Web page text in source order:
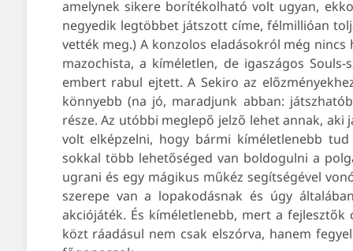
amelynek sikere borítékolható volt ugyan,
negyedik legtöbbet játszott címe, félmillióan
vették meg.) A konzolos eladásokról még
mazochista, a kíméletlen, de igaszágos
embert rabul ejtett. A Sekiro az
könnyebb (na jó, maradjunk abban:
része. Az utóbbi meglepő jelző lehet annak,
volt elképzelni, hogy bármi kíméletlenebb
sokkal több lehetőséged van boldogulni a
ugrani és egy mágikus műkéz segítségével
szerepe van a lopakodásnak és úgy
akciójáték. És kíméletlenebb, mert a
közt ráadásul nem csak elszórva, hanem